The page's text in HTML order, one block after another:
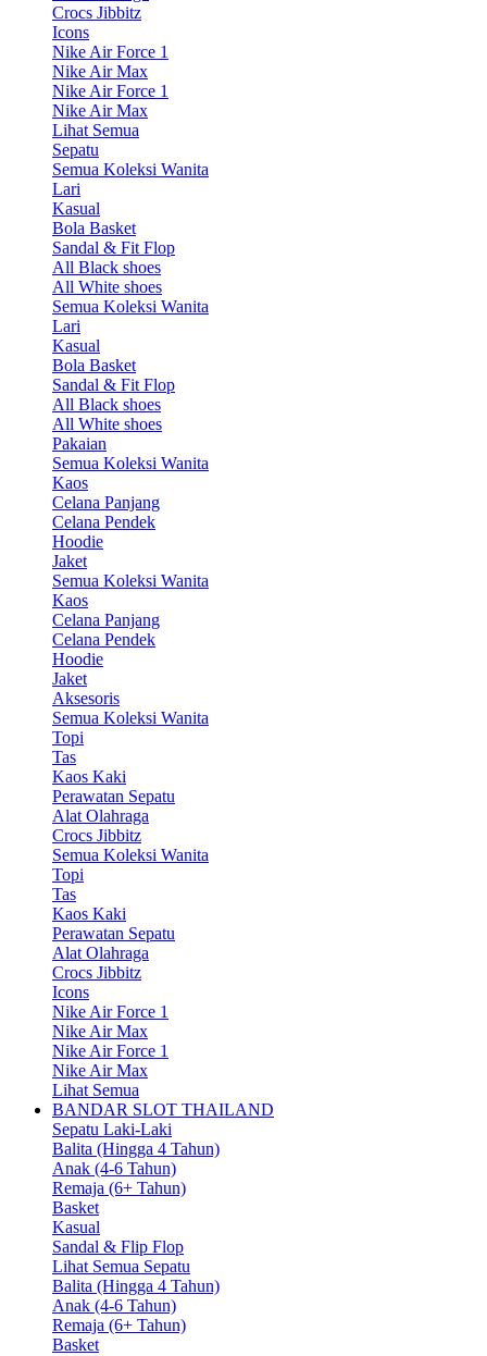
Crocs Jibbitz
Icons
Nike Air Force 1
Nike Air Max
Nike Air Force 1
Nike Air Max
Lihat Semua
Sepatu
Semua Koleksi Wanita
Lari
Kasual
Bola Basket
Sandal & Fit Flop
All Black shoes
All White shoes
Semua Koleksi Wanita
Lari
Kasual
Bola Basket
Sandal & Fit Flop
All Black shoes
All White shoes
Pakaian
Semua Koleksi Wanita
Kaos
Celana Panjang
Celana Pendek
Hoodie
Jaket
Semua Koleksi Wanita
Kaos
Celana Panjang
Celana Pendek
Hoodie
Jaket
Aksesoris
Semua Koleksi Wanita
Topi
Tas
Kaos Kaki
Perawatan Sepatu
Alat Olahraga
Crocs Jibbitz
Semua Koleksi Wanita
Topi
Tas
Kaos Kaki
Perawatan Sepatu
Alat Olahraga
Crocs Jibbitz
Icons
Nike Air Force 1
Nike Air Max
Nike Air Force 1
Nike Air Max
Lihat Semua
BANDAR SLOT THAILAND
Sepatu Laki-Laki
Balita (Hingga 4 Tahun)
Anak (4-6 Tahun)
Remaja (6+ Tahun)
Basket
Kasual
Sandal & Flip Flop
Lihat Semua Sepatu
Balita (Hingga 4 Tahun)
Anak (4-6 Tahun)
Remaja (6+ Tahun)
Basket